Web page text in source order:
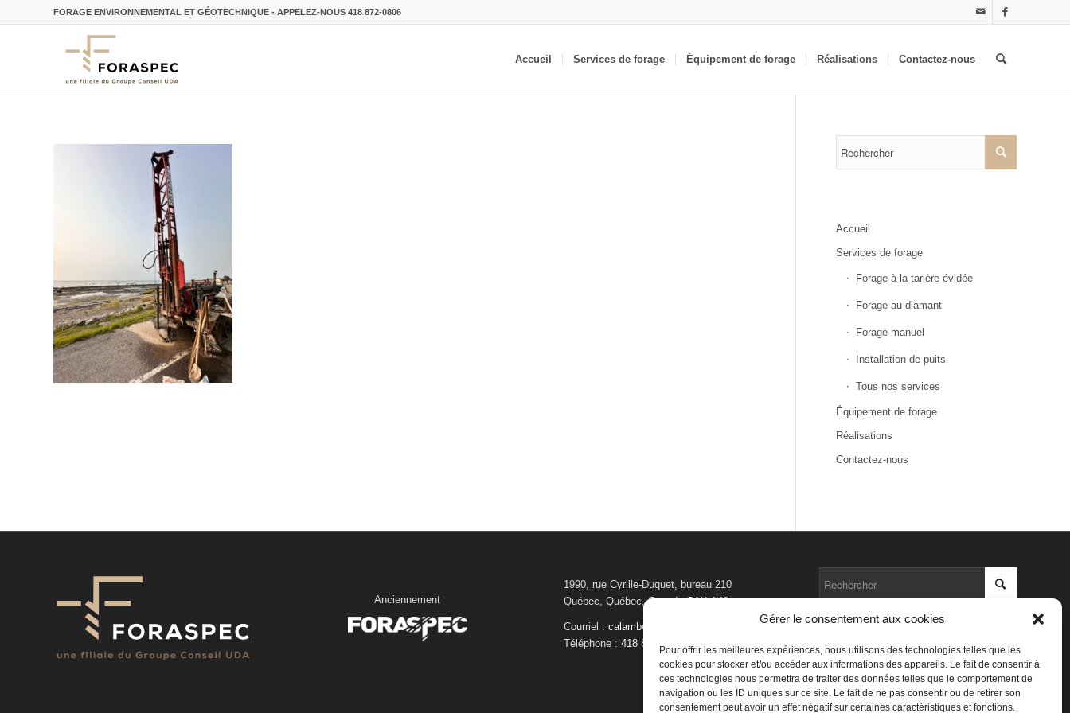
Gérer le consentement aux cookies
Pour offrir les meilleures expériences, nous utilisons des technologies telles que les
cookies pour stocker et/ou accéder aux informations des appareils. Le fait de consentir à
ces technologies nous permettra de traiter des données telles que le comportement de
navigation ou les ID uniques sur ce site. Le fait de ne pas consentir ou de retirer son
consentement peut avoir un effet négatif sur certaines caractéristiques et fonctions.
FORAGE ENVIRONNEMENTAL ET GÉOTECHNIQUE - APPELEZ-NOUS 418 872-0806
Accueil Services de forage Équipement de forage Réalisations Contactez-nous
Accueil
Services de forage
Forage à la tarière évidée
Forage au diamant
Forage manuel
Installation de puits
Tous nos services
Équipement de forage
Réalisations
Contactez-nous
Anciennement
1990, rue Cyrille-Duquet, bureau 210
Québec, Québec, Canada G1N 4K8
Courriel :calambert@foraspec.com
Téléphone :418 872-0806